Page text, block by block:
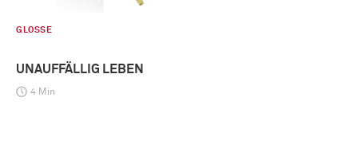
GLOSSE
UNAUFFÄLLIG LEBEN
4 Min